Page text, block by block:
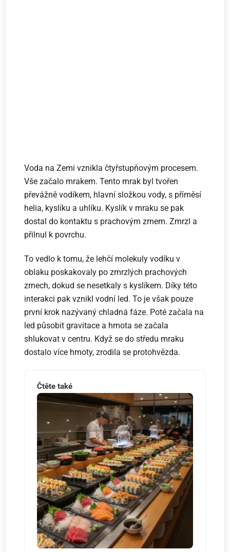
Voda na Zemi vznikla čtyřstupňovým procesem.
Vše začalo mrakem. Tento mrak byl tvořen
převážně vodíkem, hlavní složkou vody, s příměsí
helia, kyslíku a uhlíku. Kyslík v mraku se pak
dostal do kontaktu s prachovým zrnem. Zmrzl a
přilnul k povrchu.
To vedlo k tomu, že lehčí molekuly vodíku v
oblaku poskakovaly po zmrzlých prachových
zrnech, dokud se nesetkaly s kyslíkem. Díky této
interakci pak vznikl vodní led. To je však pouze
první krok nazývaný chladná fáze. Poté začala na
led působit gravitace a hmota se začala
shlukovat v centru. Když se do středu mraku
dostalo více hmoty, zrodila se protohvězda.
Čtěte také